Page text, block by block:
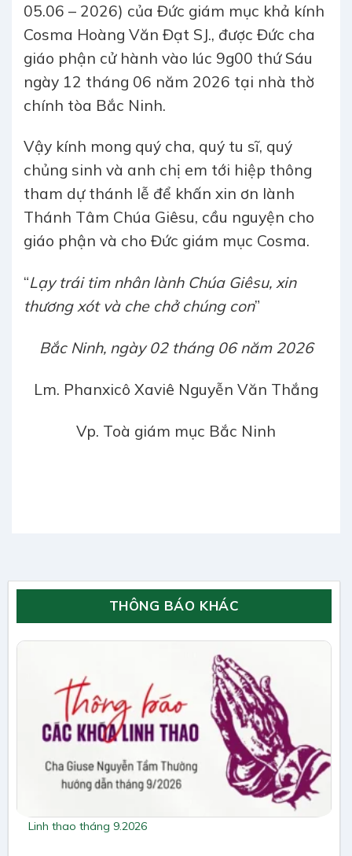
05.06 – 2026) của Đức giám mục khả kính
Cosma Hoàng Văn Đạt SJ., được Đức cha
giáo phận cử hành vào lúc 9g00 thứ Sáu
ngày 12 tháng 06 năm 2026 tại nhà thờ
chính tòa Bắc Ninh.
Vậy kính mong quý cha, quý tu sĩ, quý
chủng sinh và anh chị em tới hiệp thông
tham dự thánh lễ để khấn xin ơn lành
Thánh Tâm Chúa Giêsu, cầu nguyện cho
giáo phận và cho Đức giám mục Cosma.
“Lạy trái tim nhân lành Chúa Giêsu, xin
thương xót và che chở chúng con”
Bắc Ninh, ngày 02 tháng 06 năm 2026
Lm. Phanxicô Xaviê Nguyễn Văn Thắng
Vp. Toà giám mục Bắc Ninh
THÔNG BÁO KHÁC
Linh thao tháng 9.2026